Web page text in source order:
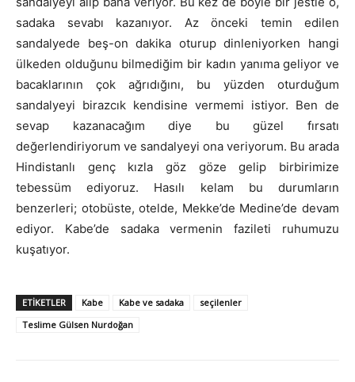
sadaka sevabı kazanıyor. Az önceki temin edilen
sandalyede beş-on dakika oturup dinleniyorken hangi
ülkeden olduğunu bilmediğim bir kadın yanıma geliyor ve
bacaklarının çok ağrıdığını, bu yüzden oturduğum
sandalyeyi birazcık kendisine vermemi istiyor. Ben de
sevap kazanacağım diye bu güzel fırsatı
değerlendiriyorum ve sandalyeyi ona veriyorum. Bu arada
Hindistanlı genç kızla göz göze gelip birbirimize
tebessüm ediyoruz. Hasılı kelam bu durumların
benzerleri; otobüste, otelde, Mekke’de Medine’de devam
ediyor. Kabe’de sadaka vermenin fazileti ruhumuzu
kuşatıyor.
ETIKETLER Kabe Kabe ve sadaka
seçilenler
Teslime Gülsen Nurdoğan